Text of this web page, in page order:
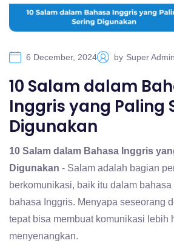
6 December, 2024 by Super Admin
10 Salam dalam
Inggris yang Paling
Digunakan
10 Salam dalam Bahasa Inggris
Digunakan - Salam adalah bagian
berkomunikasi, baik itu dalam
bahasa Inggris. Menyapa seseorang
tepat bisa membuat komunikasi lebih
menyenangkan.